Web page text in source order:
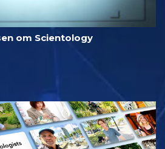
om Scientology